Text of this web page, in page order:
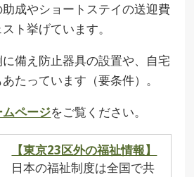
成やショートステイの送迎費
ト挙げています。
備え防止器具の設置や、自宅
たっています（要条件）。
ページをご覧ください。
【東京23区外の福祉情報】
日本の福祉制度は全国で共